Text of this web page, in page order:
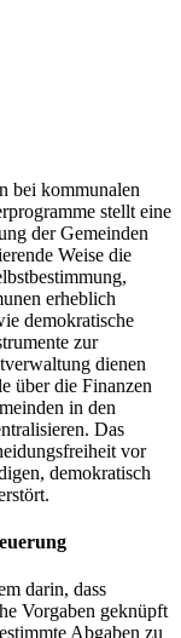
bei kommunalen
stellt eine
der Gemeinden
Weise die
erheblich
demokratische
zur
dienen
über die Finanzen
in den
Das
vor
demokratisch
darin, dass
Vorgaben geknüpft
Abgaben zu